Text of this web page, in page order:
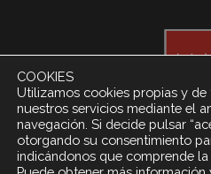
COOKIES
Utilizamos cookies propias y
nuestros servicios mediante el
navegación. Si decide pulsar
otorgando su consentimiento
indicándonos que comprende